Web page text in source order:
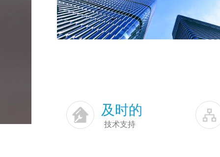
及时的
技术支持